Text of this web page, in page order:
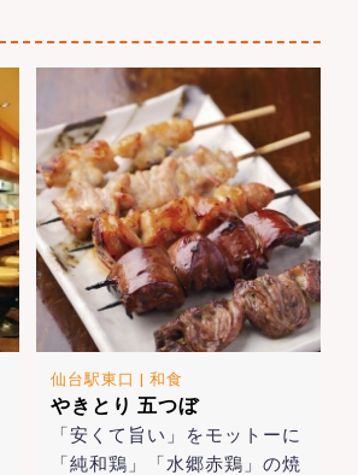
仙台駅東口 | 和食
やきとり 五つぼ
「安くて旨い」をモットーに
「純和鶏」「水郷赤鶏」の焼